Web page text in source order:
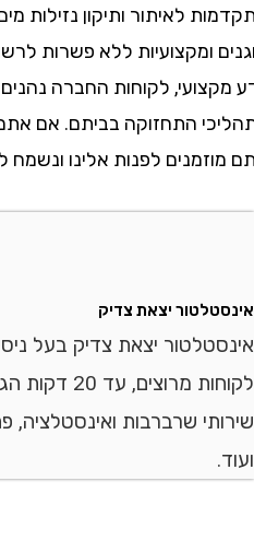
לאיתור ותיקון נזילות מים
ומקצועיות ללא פשרות לרשות
לקוחות החברה נהנים
התחזוקה בביתם. אם אתם
לפנות אלינו ונשמח
יצאת צדיק
לקוחות מרוצים, עד
שרברבות ואינסטלציה,